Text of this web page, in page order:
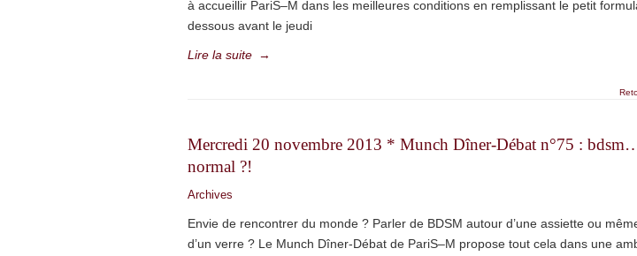
à accueillir PariS–M dans les meilleures conditions en remplissant le petit
dessous avant le jeudi
Lire la suite →
Mercredi 20 novembre 2013 * Munch Dîner-Débat n°75 :
normal ?!
Archives
Envie de rencontrer du monde ? Parler de BDSM autour d’une assiette ou
d’un verre ? Le Munch Dîner-Débat de PariS–M propose tout cela dans une